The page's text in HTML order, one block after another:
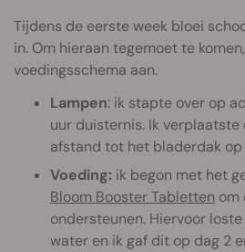
Tijdens de eerste week bloei
in. Om hieraan tegemoet te
voedingsschema aan.
Lampen: ik stapte over op
uur duisternis. Ik
afstand tot het bladerdak
Voeding: ik begon met het
Bloom Booster Tabletten om
ondersteunen. Hiervoor
water en ik gaf dit op dag 2